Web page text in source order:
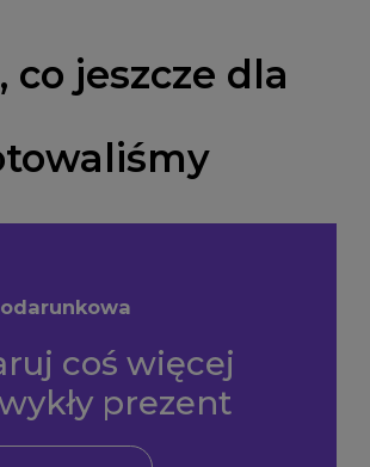
co jeszcze dla
coś więcej
prezent